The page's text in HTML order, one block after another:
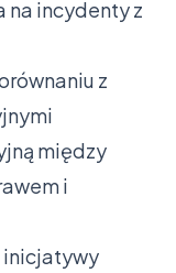
na incydenty z
z
między
i
inicjatywy